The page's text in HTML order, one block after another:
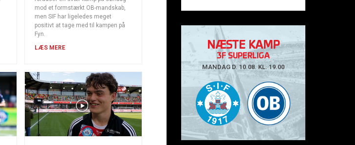
mod et formstærkt OB-mandskab,
men SIF har ligeledes meget
positivt at tage med til kampen på
Fyn.
LÆS MERE
NÆSTE KAMP
3F SUPERLIGA
MANDAG D. 10.08. KL. 19.00